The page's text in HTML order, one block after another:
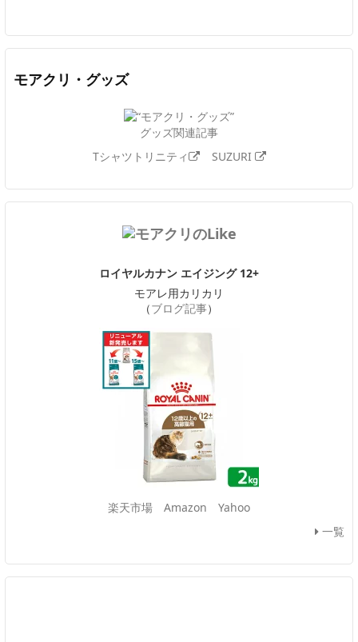
モアクリ・グッズ
グッズ関連記事
Tシャツトリニティ
SUZURI
ロイヤルカナン エイジング 12+
モアレ用カリカリ
（ブログ記事）
楽天市場 Amazon
Yahoo
一覧